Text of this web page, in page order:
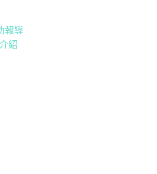
報導
紹